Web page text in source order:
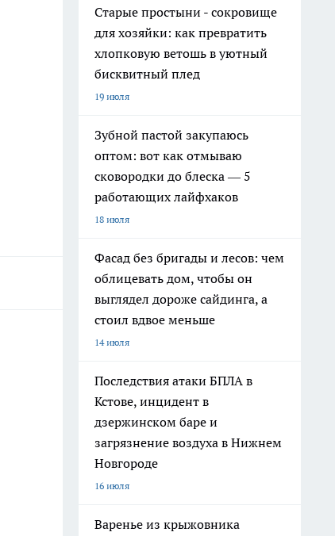
Старые простыни - сокровище
для хозяйки: как превратить
хлопковую ветошь в уютный
бисквитный плед
19 июля
Зубной пастой закупаюсь
оптом: вот как отмываю
сковородки до блеска — 5
работающих лайфхаков
18 июля
Фасад без бригады и лесов: чем
облицевать дом, чтобы он
выглядел дороже сайдинга, а
стоил вдвое меньше
14 июля
Последствия атаки БПЛА в
Кстове, инцидент в
дзержинском баре и
загрязнение воздуха в Нижнем
Новгороде
16 июля
Варенье из крыжовника